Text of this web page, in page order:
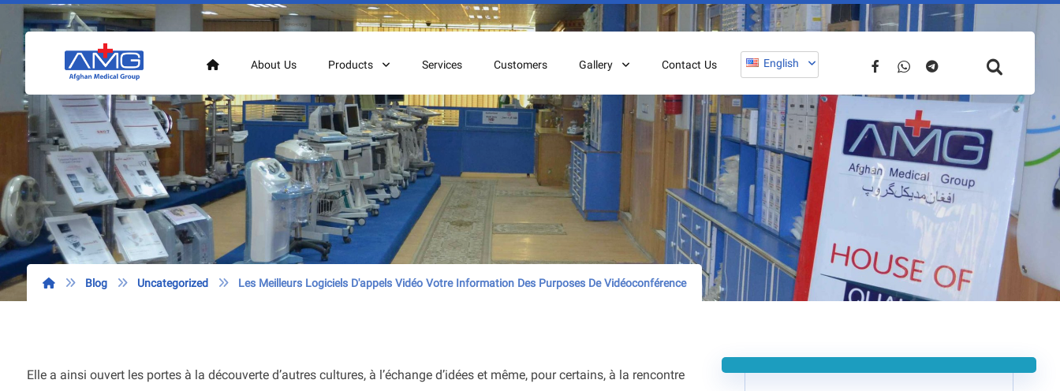
About Us Products Services Customers Gallery Contact Us English
Blog Uncategorized Les Meilleurs Logiciels D'appels Vidéo Votre Information Des Purposes De Vidéoconférence
Elle a ainsi ouvert les portes à la découverte d’autres cultures, à l’échange d’idées et même, pour certains, à la rencontre